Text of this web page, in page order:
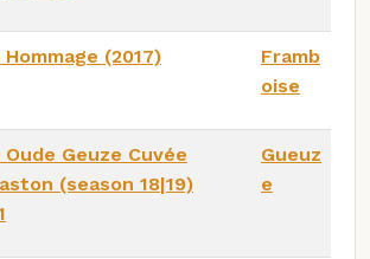
(2017)
Framb
oise
Geuze Cuvée
(season 18|19)
Gueuz
e